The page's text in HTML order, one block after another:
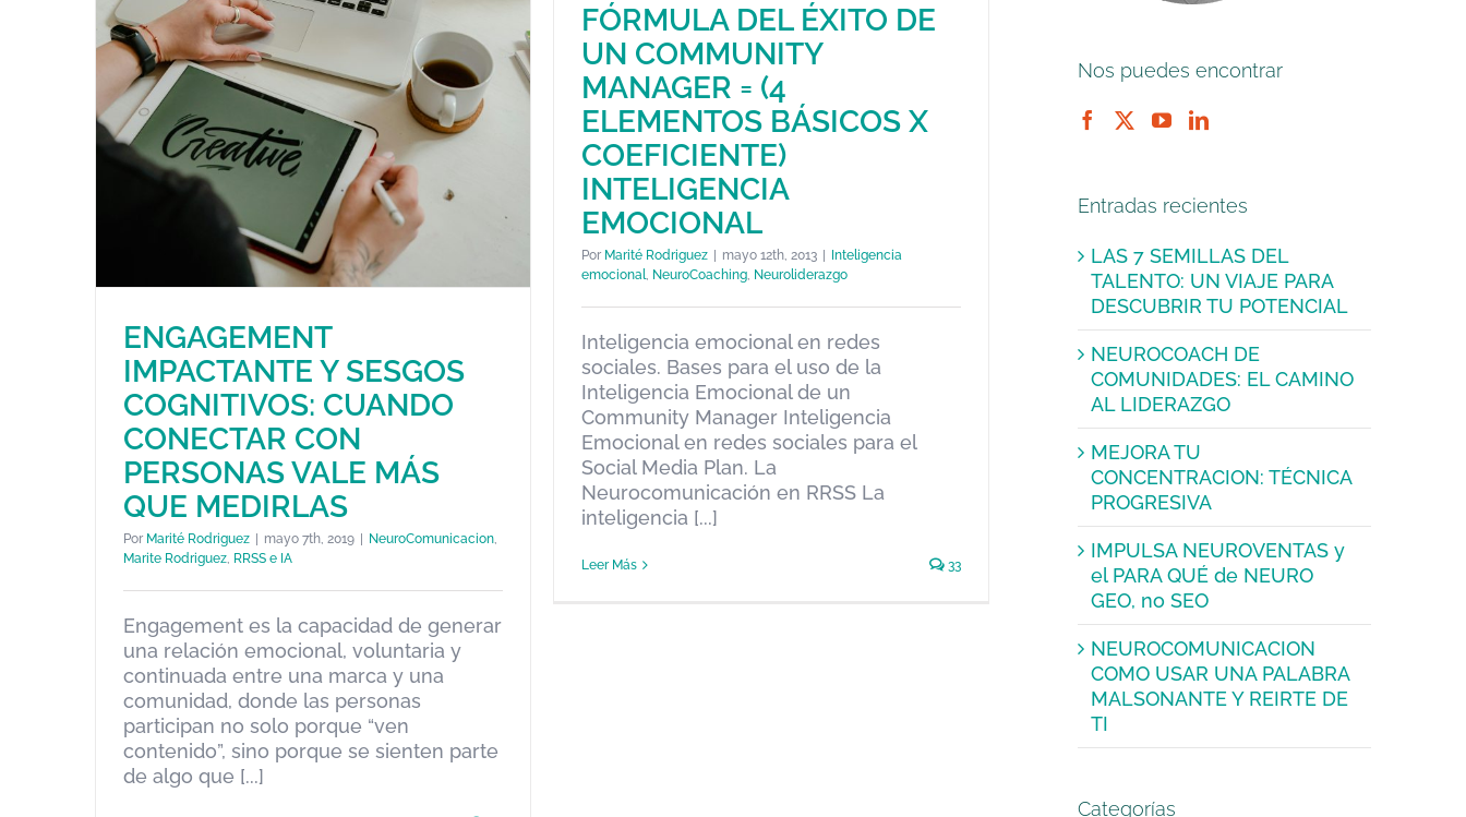
ENGAGEMENT IMPACTANTE Y
SESGOS COGNITIVOS: CUANDO
CONECTAR CON PERSONAS
VALE MÁS QUE MEDIRLAS
NeuroComunicacion Marite Rodriguez RRSS e IA
ENGAGEMENT
IMPACTANTE Y SESGOS
COGNITIVOS: CUANDO
CONECTAR CON
PERSONAS VALE MÁS
QUE MEDIRLAS
Por Marité Rodriguez | mayo 7th, 2019 | NeuroComunicacion
Marite Rodriguez RRSS e IA
Engagement es la capacidad de generar
una relación emocional, voluntaria y
continuada entre una marca y una
comunidad, donde las personas
participan no solo porque “ven
contenido”, sino porque se sienten parte
de algo que [...]
FÓRMULA DEL ÉXITO DE UN
COMMUNITY MANAGER = (4
ELEMENTOS BÁSICOS X
COEFICIENTE) INTELIGENCIA
EMOCIONAL
Inteligencia emocional NeuroCoaching
FÓRMULA DEL ÉXITO DE
UN COMMUNITY
MANAGER = (4
ELEMENTOS BÁSICOS X
COEFICIENTE)
INTELIGENCIA
EMOCIONAL
Por Marité Rodriguez | mayo 12th, 2013 | Inteligencia
emocional
NeuroCoaching Neuroliderazgo
Inteligencia emocional en redes
sociales. Bases para el uso de la
Inteligencia Emocional de un
Community Manager Inteligencia
Emocional en redes sociales para el
Social Media Plan. La
Neurocomunicación en RRSS La
inteligencia [...]
Leer Más 33
Nos puedes encontrar
Entradas recientes
LAS 7 SEMILLAS DEL
TALENTO: UN VIAJE PARA
DESCUBRIR TU POTENCIAL
NEUROCOACH DE
COMUNIDADES: EL CAMINO
AL LIDERAZGO
MEJORA TU
CONCENTRACION: TÉCNICA
PROGRESIVA
IMPULSA NEUROVENTAS y
el PARA QUÉ de NEURO
GEO, no SEO
NEUROCOMUNICACION
COMO USAR UNA PALABRA
MALSONANTE Y REIRTE DE
TI
Categorías